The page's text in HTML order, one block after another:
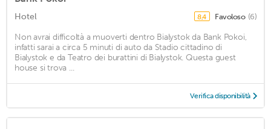
Hotel 8,4 Favoloso (6)
Non avrai difficoltà a muoverti dentro Bialystok da Bank Pokoi,
infatti sarai a circa 5 minuti di auto da Stadio cittadino di
Bialystok e da Teatro dei burattini di Bialystok. Questa guest
house si trova ...
Verifica disponibilità